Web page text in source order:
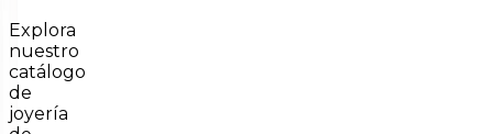
Explora
nuestro
catálogo
de
joyería